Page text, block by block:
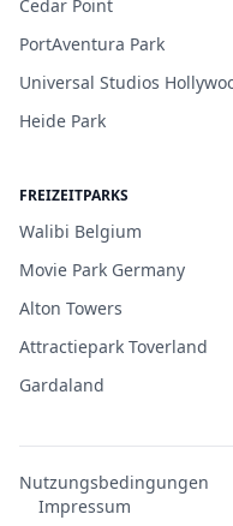
Cedar Point
PortAventura Park
Universal Studios
Heide Park
FREIZEITPARKS
Walibi Belgium
Movie Park Germany
Alton Towers
Attractiepark Toverland
Gardaland
Nutzungsbedingungen
Impressum